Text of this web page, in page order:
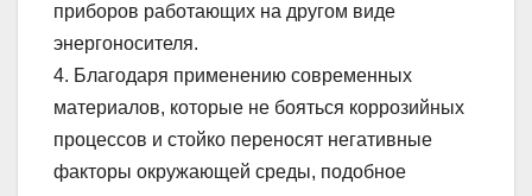
приборов работающих на другом виде
энергоносителя.
4. Благодаря применению современных
материалов, которые не бояться коррозийных
процессов и стойко переносят негативные
факторы окружающей среды, подобное